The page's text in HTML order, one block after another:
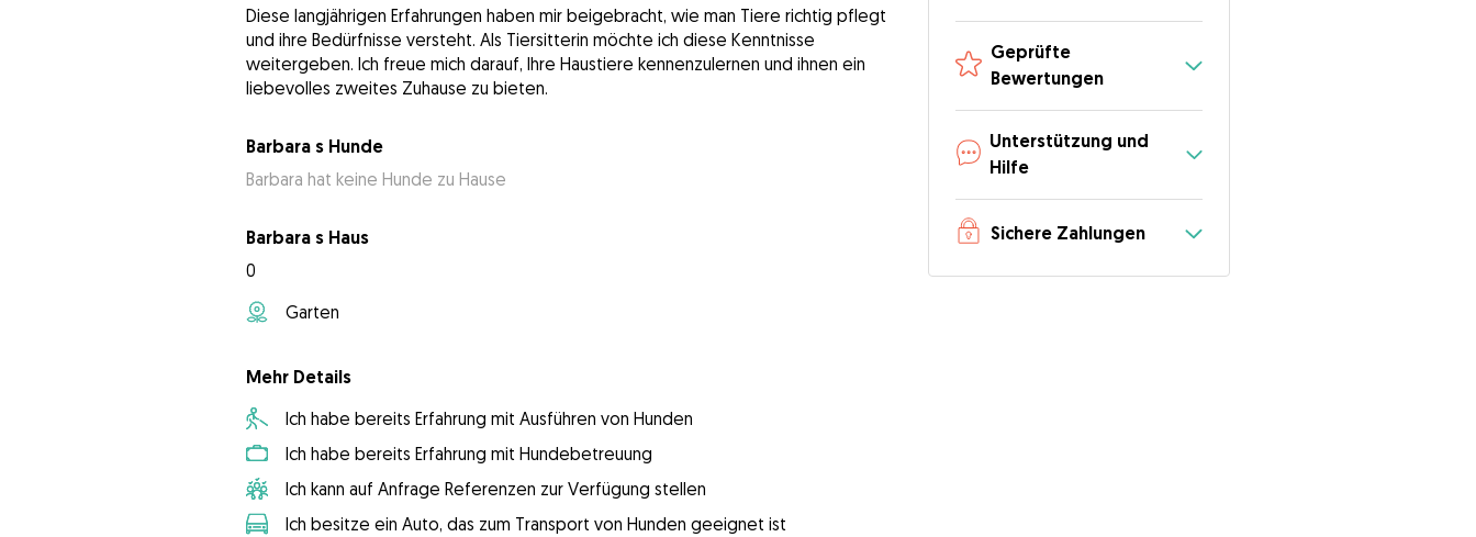
Diese langjährigen Erfahrungen haben mir beigebracht, wie man Tiere richtig pflegt
und ihre Bedürfnisse versteht. Als Tiersitterin möchte ich diese Kenntnisse
weitergeben. Ich freue mich darauf, Ihre Haustiere kennenzulernen und ihnen ein
liebevolles zweites Zuhause zu bieten.
Barbara s Hunde
Barbara hat keine Hunde zu Hause
Barbara s Haus
0
Garten
Mehr Details
Ich habe bereits Erfahrung mit Ausführen von Hunden
Ich habe bereits Erfahrung mit Hundebetreuung
Ich kann auf Anfrage Referenzen zur Verfügung stellen
Ich besitze ein Auto, das zum Transport von Hunden geeignet ist
Geprüfte
Bewertungen
Unterstützung und
Hilfe
Sichere Zahlungen